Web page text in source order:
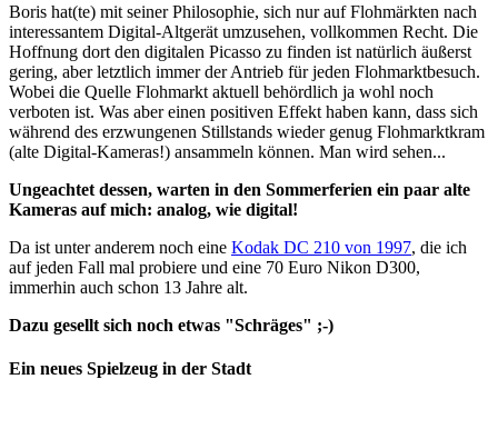
Boris hat(te) mit seiner Philosophie, sich nur auf Flohmärkten nach
interessantem Digital-Altgerät umzusehen, vollkommen Recht. Die
Hoffnung dort den digitalen Picasso zu finden ist natürlich äußerst
gering, aber letztlich immer der Antrieb für jeden Flohmarktbesuch.
Wobei die Quelle Flohmarkt aktuell behördlich ja wohl noch
verboten ist. Was aber einen positiven Effekt haben kann, dass sich
während des erzwungenen Stillstands wieder genug Flohmarktkram
(alte Digital-Kameras!) ansammeln können. Man wird sehen...
Ungeachtet dessen, warten in den Sommerferien ein paar alte
Kameras auf mich: analog, wie digital!
Da ist unter anderem noch eine Kodak DC 210 von 1997, die ich
auf jeden Fall mal probiere und eine 70 Euro Nikon D300,
immerhin auch schon 13 Jahre alt.
Dazu gesellt sich noch etwas "Schräges" ;-)
Ein neues Spielzeug in der Stadt